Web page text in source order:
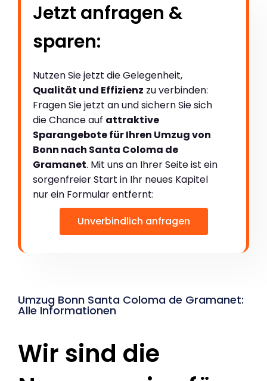
Jetzt anfragen &
sparen:
Nutzen Sie jetzt die Gelegenheit,
Qualität und Effizienz zu verbinden:
Fragen Sie jetzt an und sichern Sie sich
die Chance auf attraktive
Sparangebote für Ihren Umzug von
Bonn nach Santa Coloma de
Gramanet. Mit uns an Ihrer Seite ist ein
sorgenfreier Start in Ihr neues Kapitel
nur ein Formular entfernt:
Unverbindlich anfragen
Umzug Bonn Santa Coloma de Gramanet:
Alle Informationen
Wir sind die